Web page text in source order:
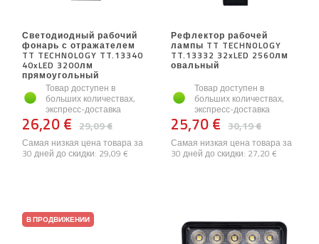
Светодиодный рабочий
фонарь с отражателем
TT TECHNOLOGY TT.13340
40xLED 3200лм
прямоугольный
Товар доступен в
больших количествах,
экспресс-доставка
29,09 €
26,20 €
Самая низкая цена товара за
30 дней до скидки: 29,09 €
Рефлектор рабочей
лампы TT TECHNOLOGY
TT.13332 32xLED 2560лм
овальный
Товар доступен в
больших количествах,
экспресс-доставка
30,19 €
25,70 €
Самая низкая цена товара за
30 дней до скидки: 27,20 €
В ПРОДВИЖЕНИИ